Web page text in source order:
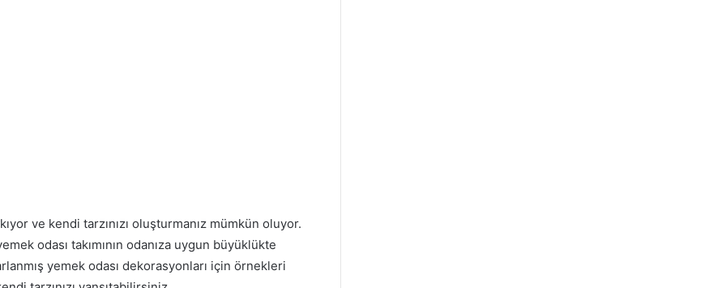
ve kendi tarzınızı oluşturmanız mümkün oluyor.
odası takımının odanıza uygun büyüklükte
yemek odası dekorasyonları için örnekleri